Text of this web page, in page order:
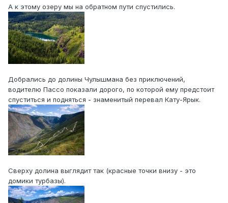
А к этому озеру мы на обратном пути спустились.
Добрались до долины Чулышмана без приключений,
водителю Пассо показали дорого, по которой ему предстоит
спуститься и подняться - знаменитый перевал Кату-Ярык.
Сверху долина выглядит так (красные точки внизу - это
домики турбазы).